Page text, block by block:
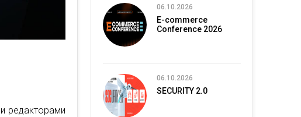
редакторами
06.10.2026
E-commerce
Conference 2026
06.10.2026
SECURITY 2.0